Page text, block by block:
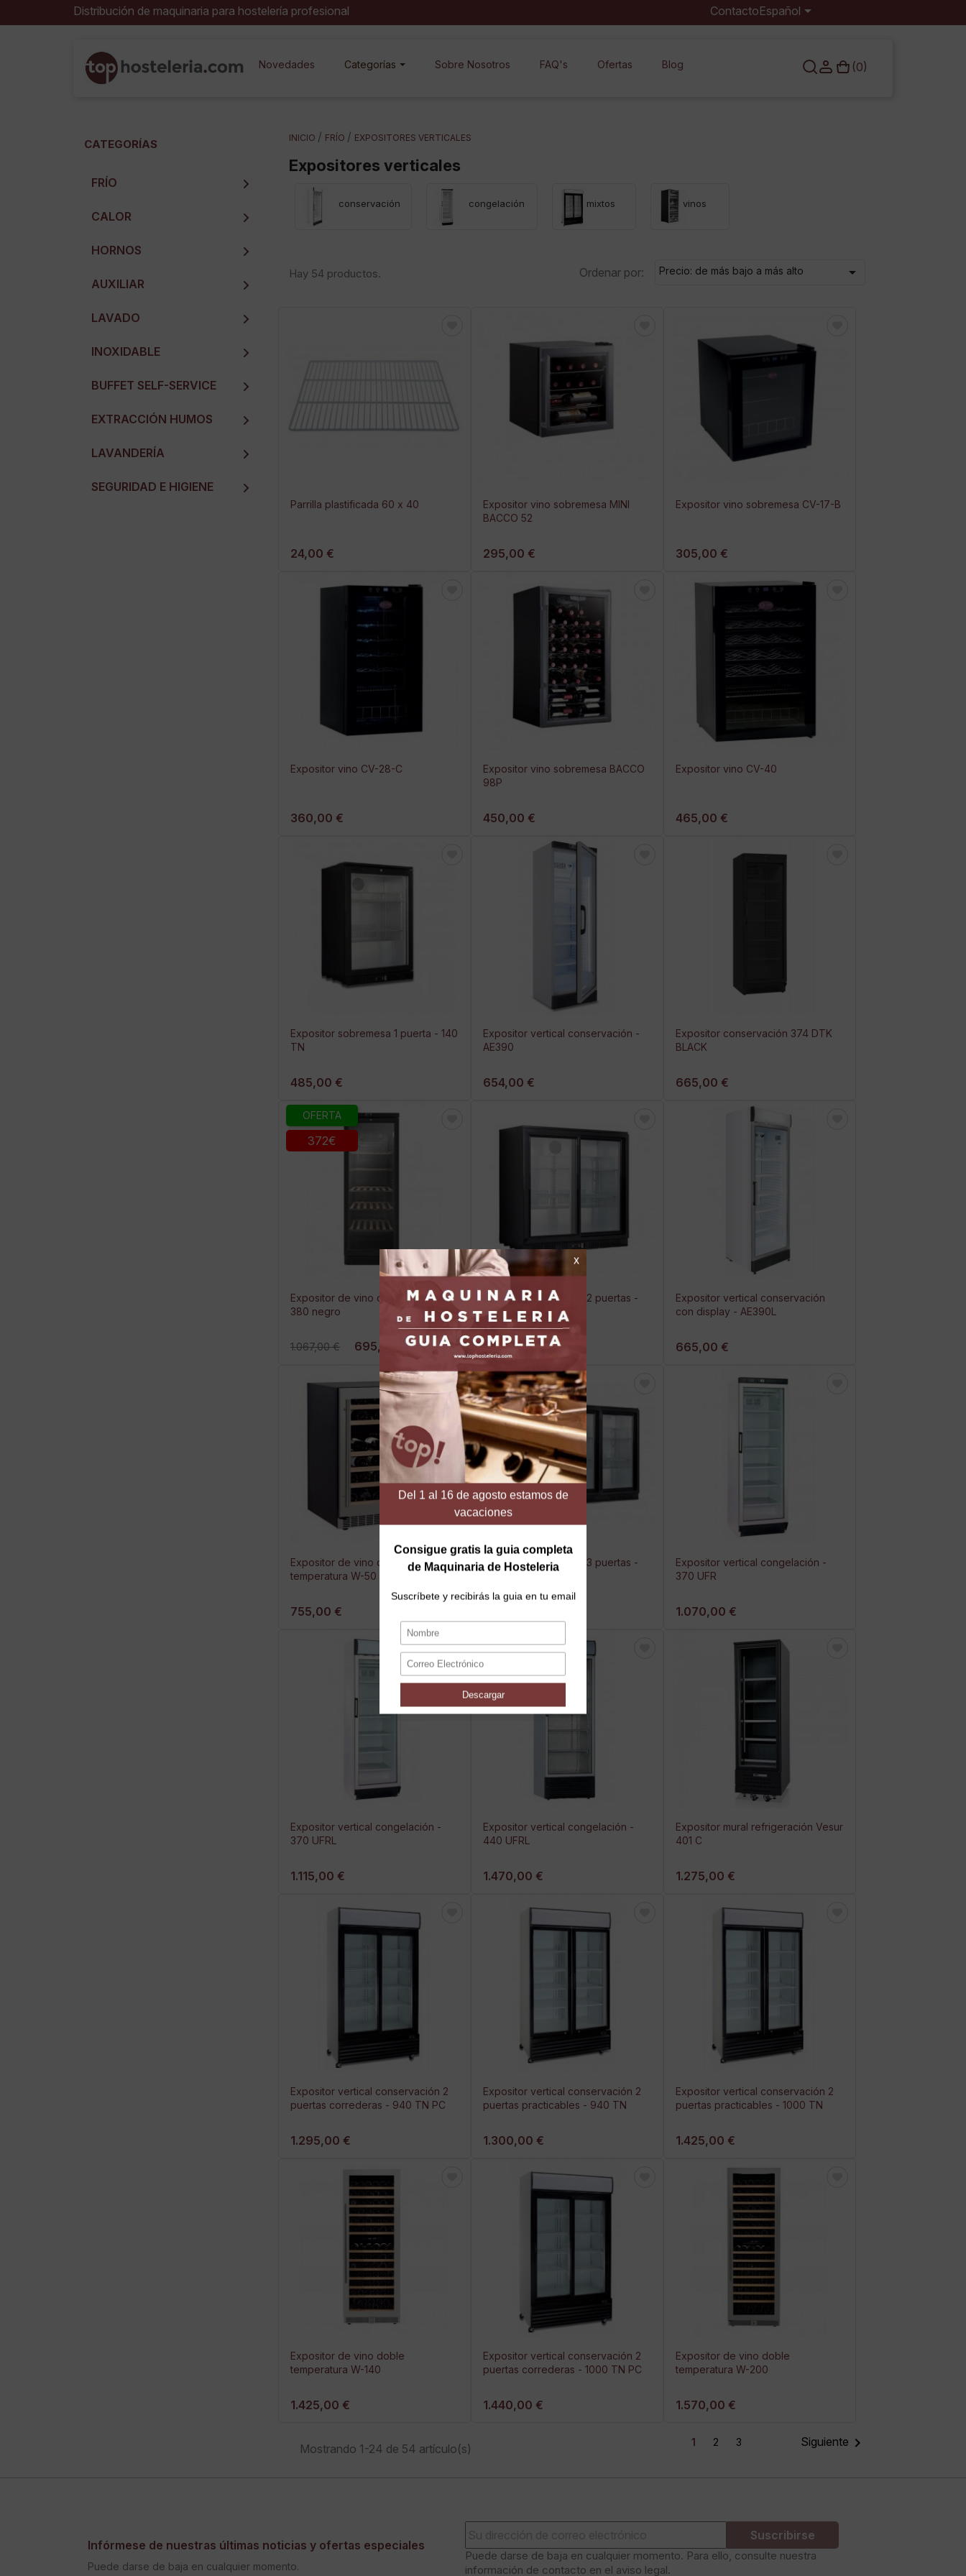
Distribución de maquinaria para hostelería profesional ContactoEspañol
Novedades Categorías Sobre Nosotros FAQ's Ofertas Blog (0)
CATEGORÍAS
FRÍO
CALOR
HORNOS
AUXILIAR
LAVADO
INOXIDABLE
BUFFET SELF-SERVICE
EXTRACCIÓN HUMOS
LAVANDERÍA
SEGURIDAD E HIGIENE
INICIO FRÍO EXPOSITORES VERTICALES
Expositores verticales
conservación congelación mixtos vinos
Hay 54 productos. Ordenar por: Precio: de más bajo a más alto 
Parrilla plastificada 60 x 40
24,00 €
Expositor vino sobremesa MINI
BACCO 52
295,00 €
Expositor vino sobremesa CV-17-B
305,00 €
Expositor vino CV-28-C
360,00 €
Expositor vino sobremesa BACCO
98P
450,00 €
Expositor vino CV-40
465,00 €
Expositor sobremesa 1 puerta - 140
TN
485,00 €
Expositor vertical conservación -
AE390
654,00 €
Expositor conservación 374 DTK
BLACK
665,00 €
Expositor de vino o vinoteca UDCV
380 negro
1.067,00 €
372€
695,00 €
OFERTA
Expositor sobremesa 2 puertas -
212 PC
655,00 €
Expositor vertical conservación
con display - AE390L
665,00 €
Expositor de vino doble
temperatura W-50
755,00 €
Expositor sobremesa 3 puertas -
Expositor vertical congelación -
370 UFR
1.070,00 €
Expositor vertical congelación -
370 UFRL
1.115,00 €
Expositor vertical congelación -
440 UFRL
1.470,00 €
Expositor mural refrigeración Vesur
401 C
1.275,00 €
Expositor vertical conservación 2
puertas correderas - 940 TN PC
1.295,00 €
Expositor vertical conservación 2
puertas practicables - 940 TN
1.300,00 €
Expositor vertical conservación 2
puertas practicables - 1000 TN
1.425,00 €
Expositor de vino doble
temperatura W-140
1.425,00 €
Expositor vertical conservación 2
puertas correderas - 1000 TN PC
1.440,00 €
Expositor de vino doble
temperatura W-200
1.570,00 €
Mostrando 1-24 de 54 artículo(s) 1 2 3 Siguiente 
Infórmese de nuestras últimas noticias y ofertas especiales
Puede darse de baja en cualquier momento.
Puede darse de baja en cualquier momento. Para ello, consulte nuestra
información de contacto en el aviso legal.